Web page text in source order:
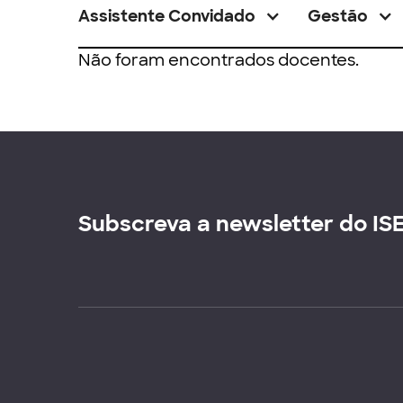
Assistente Convidado Gestão
Não foram encontrados docentes.
Subscreva a newsletter do